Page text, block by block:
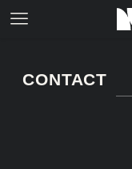
CONTACT